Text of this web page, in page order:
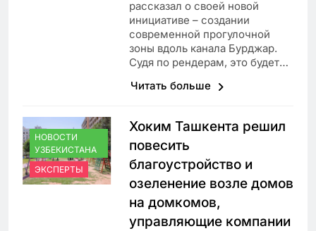
рассказал о своей новой
инициативе – создании
современной прогулочной
зоны вдоль канала Бурджар.
Судя по рендерам, это будет…
Читать больше
НОВОСТИ
УЗБЕКИСТАНА
ЭКСПЕРТЫ
Хоким Ташкента решил
повесить
благоустройство и
озеленение возле домов
на домкомов,
управляющие компании